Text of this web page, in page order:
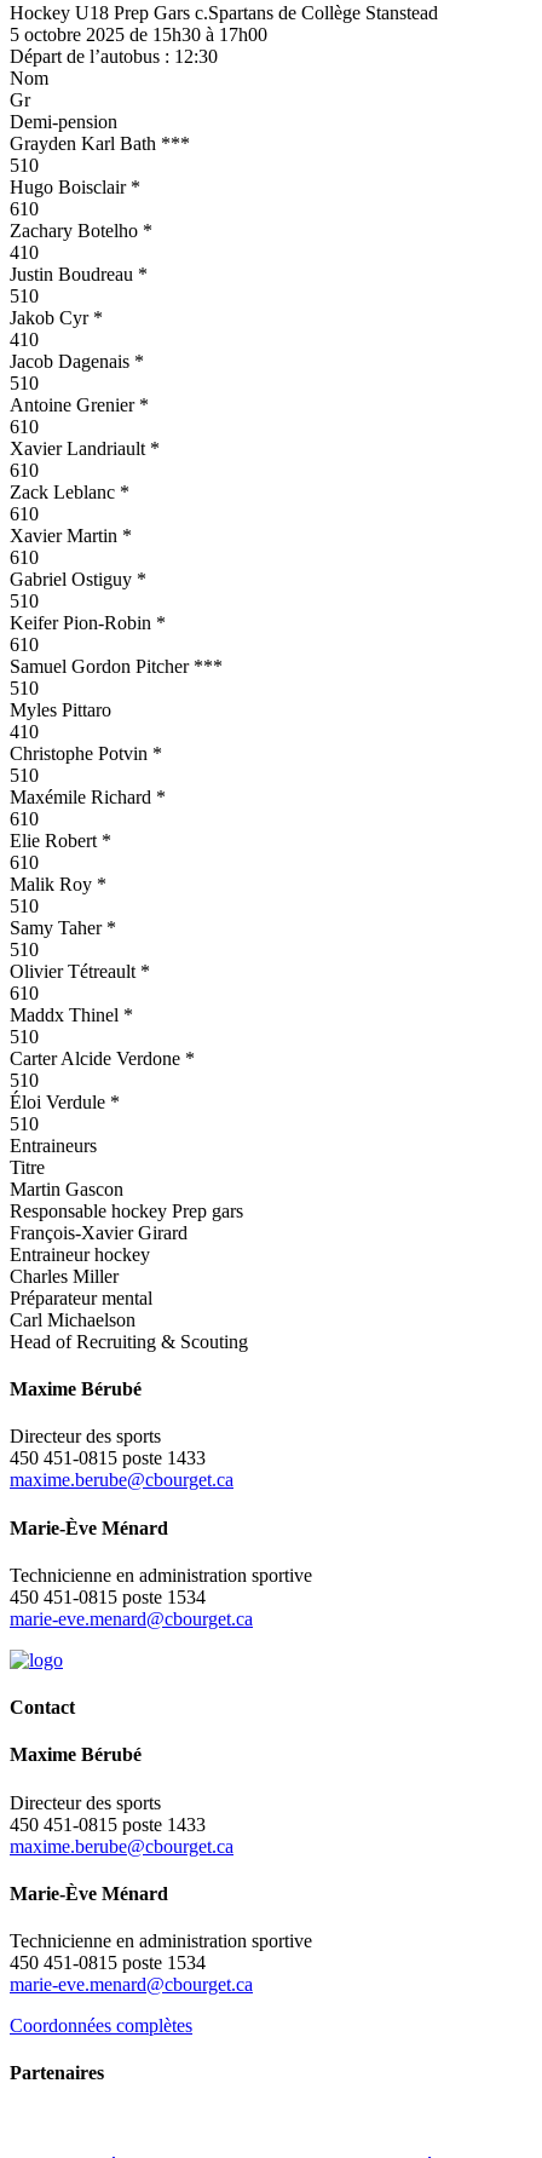
Hockey U18 Prep Gars c.Spartans de Collège Stanstead
5 octobre 2025 de 15h30 à 17h00
Départ de l’autobus : 12:30
Nom
Gr
Demi-pension
Grayden Karl Bath ***
510
Hugo Boisclair *
610
Zachary Botelho *
410
Justin Boudreau *
510
Jakob Cyr *
410
Jacob Dagenais *
510
Antoine Grenier *
610
Xavier Landriault *
610
Zack Leblanc *
610
Xavier Martin *
610
Gabriel Ostiguy *
510
Keifer Pion-Robin *
610
Samuel Gordon Pitcher ***
510
Myles Pittaro
410
Christophe Potvin *
510
Maxémile Richard *
610
Elie Robert *
610
Malik Roy *
510
Samy Taher *
510
Olivier Tétreault *
610
Maddx Thinel *
510
Carter Alcide Verdone *
510
Éloi Verdule *
510
Entraineurs
Titre
Martin Gascon
Responsable hockey Prep gars
François-Xavier Girard
Entraineur hockey
Charles Miller
Préparateur mental
Carl Michaelson
Head of Recruiting & Scouting
Maxime Bérubé
Directeur des sports
450 451-0815 poste 1433
maxime.berube@cbourget.ca
Marie-Ève Ménard
Technicienne en administration sportive
450 451-0815 poste 1534
marie-eve.menard@cbourget.ca
Contact
Maxime Bérubé
Directeur des sports
450 451-0815 poste 1433
maxime.berube@cbourget.ca
Marie-Ève Ménard
Technicienne en administration sportive
450 451-0815 poste 1534
marie-eve.menard@cbourget.ca
Coordonnées complètes
Partenaires